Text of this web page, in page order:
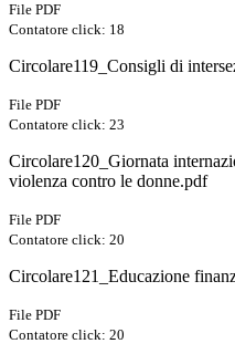
File PDF
Contatore click: 18
Circolare119_Consigli di
File PDF
Contatore click: 23
Circolare120_Giornata
violenza contro le donne.pdf
File PDF
Contatore click: 20
Circolare121_Educazione
File PDF
Contatore click: 20